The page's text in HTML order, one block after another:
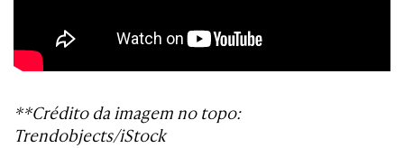
**Crédito da imagem no topo:
Trendobjects/iStock